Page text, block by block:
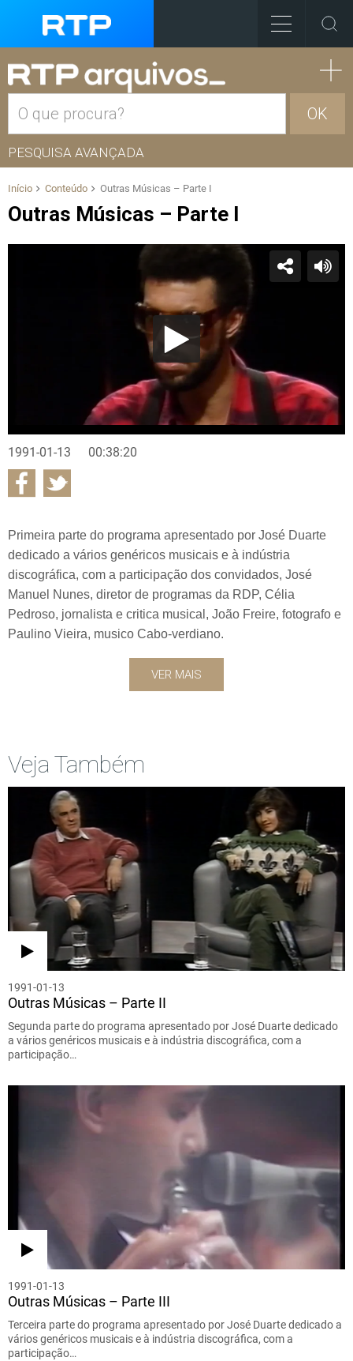
OK
PESQUISA AVANÇADA
Início Conteúdo Outras Músicas – Parte I
Outras Músicas – Parte I
1991-01-13 00:38:20
Primeira parte do programa apresentado por José Duarte
dedicado a vários genéricos musicais e à indústria
discográfica, com a participação dos convidados, José
Manuel Nunes, diretor de programas da RDP, Célia
Pedroso, jornalista e critica musical, João Freire, fotografo e
Paulino Vieira, musico Cabo-verdiano.
VER MAIS
Veja Também
1991-01-13
Outras Músicas – Parte II
Segunda parte do programa apresentado por José Duarte dedicado
a vários genéricos musicais e à indústria discográfica, com a
participação…
1991-01-13
Outras Músicas – Parte III
Terceira parte do programa apresentado por José Duarte dedicado a
vários genéricos musicais e à indústria discográfica, com a
participação…